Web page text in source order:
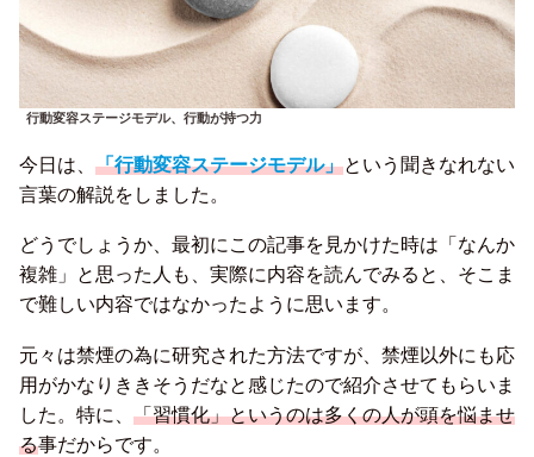
行動変容ステージモデル、行動が持つ力
今日は、 「行動変容ステージモデル」という聞きなれない
言葉の解説をしました。
どうでしょうか、最初にこの記事を見かけた時は「なんか
複雑」と思った人も、実際に内容を読んでみると、そこま
で難しい内容ではなかったように思います。
元々は禁煙の為に研究された方法ですが、禁煙以外にも応
用がかなりききそうだなと感じたので紹介させてもらいま
した。特に、 「習慣化」というのは多くの人が頭を悩ませ
る事だからです。